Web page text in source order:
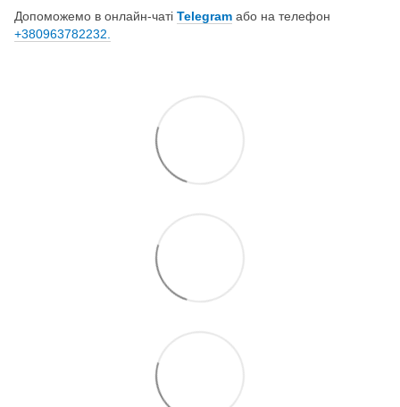
Допоможемо в онлайн-чаті Telegram або на телефон
+380963782232.